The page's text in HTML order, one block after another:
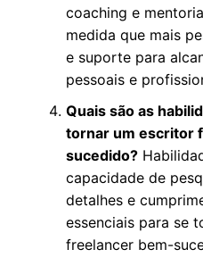
coaching e
medida que mais
e suporte para
pessoais e
Quais são as
tornar um escritor
sucedido?
capacidade de
detalhes e
essenciais para se
freelancer bem-